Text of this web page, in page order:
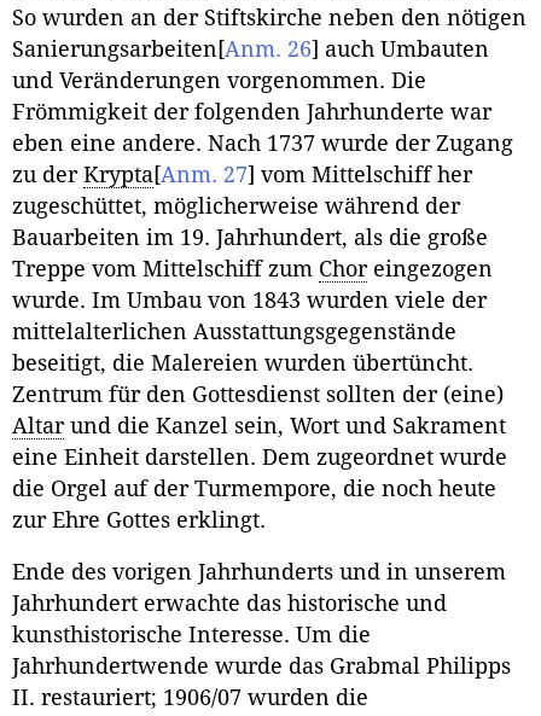
So wurden an der Stiftskirche neben den nötigen
Sanierungsarbeiten [Anm. 26] auch Umbauten
und Veränderungen vorgenommen. Die
Frömmigkeit der folgenden Jahrhunderte war
eben eine andere. Nach 1737 wurde der Zugang
zu der Krypta [Anm. 27] vom Mittelschiff her
zugeschüttet, möglicherweise während der
Bauarbeiten im 19. Jahrhundert, als die große
Treppe vom Mittelschiff zum Choreingezogen
wurde. Im Umbau von 1843 wurden viele der
mittelalterlichen Ausstattungsgegenstände
beseitigt, die Malereien wurden übertüncht.
Zentrum für den Gottesdienst sollten der (eine)
Altarund die Kanzel sein, Wort und Sakrament
eine Einheit darstellen. Dem zugeordnet wurde
die Orgel auf der Turmempore, die noch heute
zur Ehre Gottes erklingt.
Ende des vorigen Jahrhunderts und in unserem
Jahrhundert erwachte das historische und
kunsthistorische Interesse. Um die
Jahrhundertwende wurde das Grabmal Philipps
II. restauriert; 1906/07 wurden die